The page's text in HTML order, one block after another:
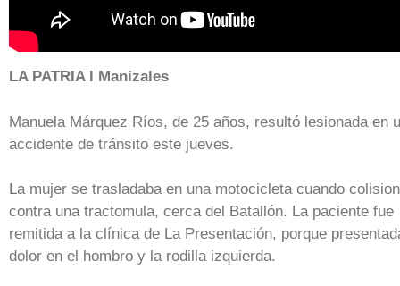
LA PATRIA l Manizales
Manuela Márquez Ríos, de 25 años, resultó lesionada en
accidente de tránsito este jueves.
La mujer se trasladaba en una motocicleta cuando
contra una tractomula, cerca del Batallón. La paciente fue
remitida a la clínica de La Presentación, porque
dolor en el hombro y la rodilla izquierda.